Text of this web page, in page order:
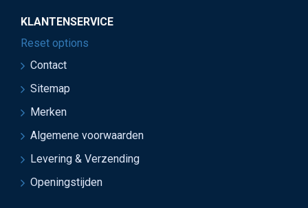
KLANTENSERVICE
Reset options
Contact
Sitemap
Merken
Algemene voorwaarden
Levering & Verzending
Openingstijden